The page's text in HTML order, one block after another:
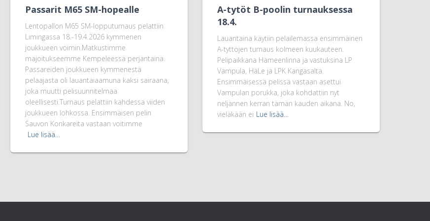
Passarit M65 SM-hopealle
Lentopallon M65 SM-lopputurnaus pelattiin
Limingassa 18.-19.4.2026 kymmenen
joukkueen voimin.Matkustimme
majoitukseemme Kempeleessä perjantaina.
Passareiden joukkueen kymmenestä
pelaajasta oli lauantaiaamuna kaksi sairaana,
joka muutti pelisuunnitelmaa
oleellisesti.Turnaus pelattiin kahdessa viiden
joukkueen lohkossa. Ensimmäisen pelin
Sauvon Konkareita vastaan voitimme
Lue lisää…
A-tytöt B-poolin turnauksessa
18.4.
Lauantaina käytiin pelailemassa ensimmäinen
A-tyttöjen turnaus kolmeen kuukauteen.
Pelipaikkana Hämeenlinna ja vastuksina LP
Vampula, HäLe ja LPK Kangasalta.
Ensimmäisessä pelissä vastaan asettui
Vampulan porukka, joka kohdattiin nyt
neljännen kerran tämän kauden aikana. No,
vieläkään ei Lue lisää…